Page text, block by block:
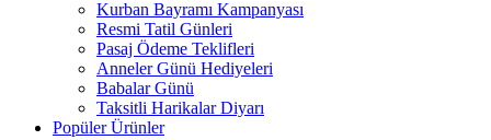
Kurban Bayramı Kampanyası
Resmi Tatil Günleri
Pasaj Ödeme Teklifleri
Anneler Günü Hediyeleri
Babalar Günü
Taksitli Harikalar Diyarı
Popüler Ürünler